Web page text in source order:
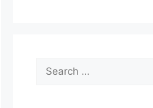
Search
for: